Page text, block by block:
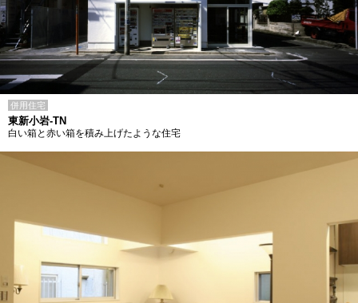
併用住宅
東新小岩-TN
白い箱と赤い箱を積み上げたような住宅